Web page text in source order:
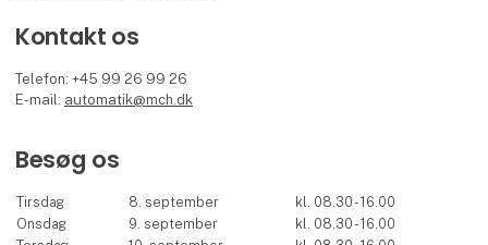
Kontakt os
Telefon: +45 99 26 99 26
E-mail: automatik@mch.dk
Besøg os
Tirsdag 8. september
kl. 08.30 - 16.00
Onsdag
9. september
kl. 08.30 - 16.00